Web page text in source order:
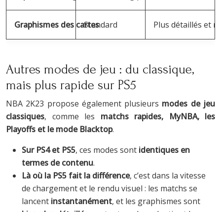
Graphismes des cartesStandard Plus détaillés et
Autres modes de jeu : du classique,
mais plus rapide sur PS5
NBA 2K23 propose également plusieurs modes de jeu
classiques, comme les matchs rapides, MyNBA, les
Playoffs et le mode Blacktop.
Sur PS4 et PS5, ces modes sont identiques en
termes de contenu.
Là où la PS5 fait la différence, c’est dans la vitesse
de chargement et le rendu visuel : les matchs se
lancent instantanément, et les graphismes sont